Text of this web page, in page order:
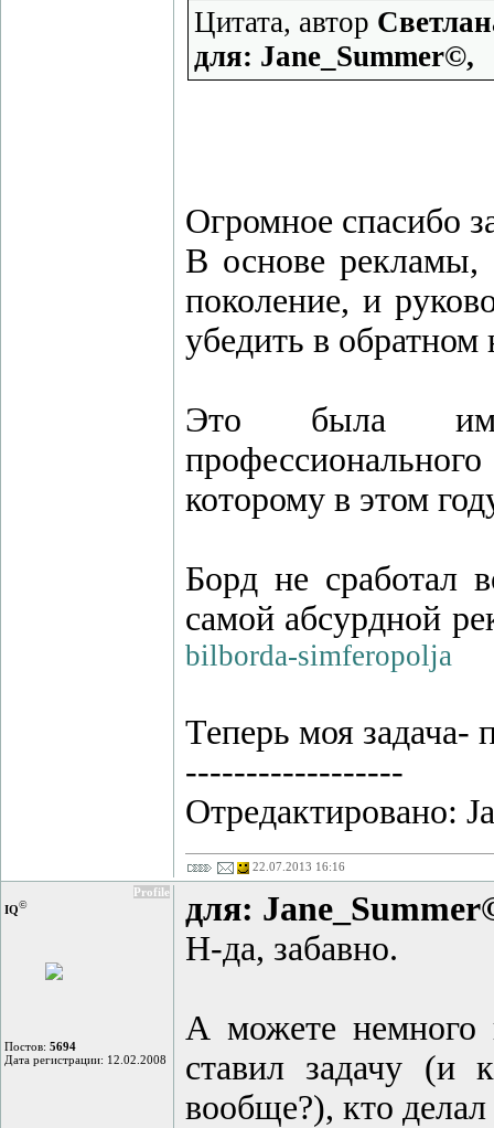
Цитата, автор
для: Jane_Summer©,
Огромное спасибо
В основе рекламы,
поколение, и
убедить в обратном
Это была
которому в этом
Борд не сработал
самой абсурдной
bilborda-simferopolja
Теперь моя задача-
------------------
Отредактировано:
22.07.2013 16:16
Profile
IQ©
Постов: 5694
Дата регистрации: 12.02.2008
для:
Н-да, забавно.
А можете немного
ставил задачу
вообще?), кто делал